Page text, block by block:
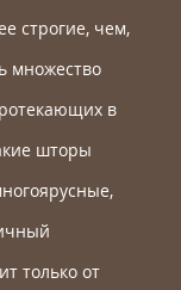
строгие, чем,
множество
в
шторы
только от